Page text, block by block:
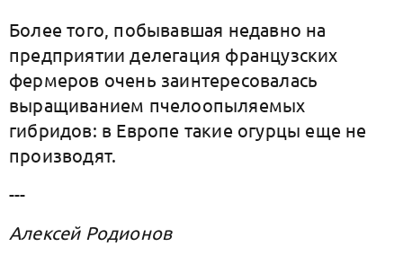
Более того, побывавшая недавно на
предприятии делегация французских
фермеров очень заинтересовалась
выращиванием пчелоопыляемых
гибридов: в Европе такие огурцы еще не
производят.
---
Алексей Родионов